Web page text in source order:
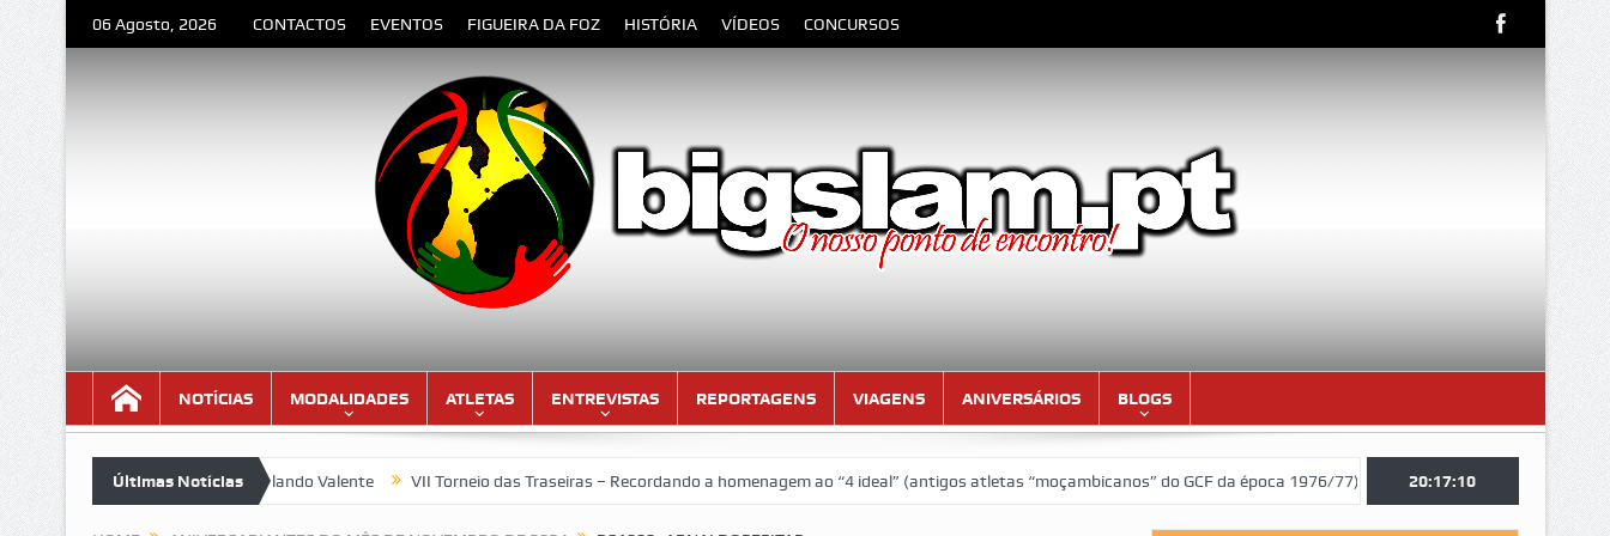
06 Agosto, 2026 CONTACTOS EVENTOS FIGUEIRA DA FOZ HISTÓRIA VÍDEOS CONCURSOS
NOTÍCIAS MODALIDADES ATLETAS ENTREVISTAS REPORTAGENS VIAGENS ANIVERSÁRIOS BLOGS
Últimas Notícias
– Poema de Orlando Valente VII Torneio das Traseiras – Recordando a homenagem ao “4 ideal” (antigos atletas “moçambicanos” do GCF da época 1976/77) Aniversariantes do mês de AGOSTO
20:17:11